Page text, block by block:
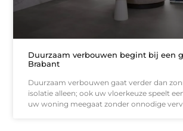
Duurzaam verbouwen begint bij een
Brabant
Duurzaam verbouwen gaat verder dan
isolatie alleen; ook uw vloerkeuze speelt
uw woning meegaat zonder onnodige